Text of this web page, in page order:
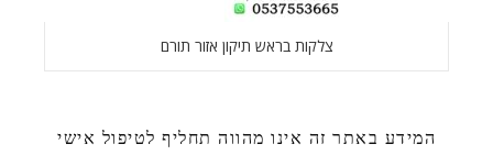
צלקות בראש תיקון אזור תורם
המידע באתר זה אינו מהווה תחליף לטיפול אישי